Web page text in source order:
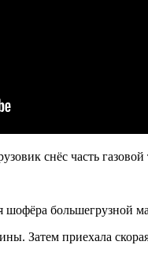
снёс часть
шофёра
Затем приехала